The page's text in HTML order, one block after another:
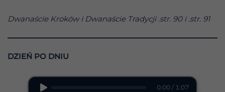
Dwanaście Kroków i Dwanaście Tradycji .str. 90 i .str. 91
DZIEŃ PO DNIU
0:00 / 1:07